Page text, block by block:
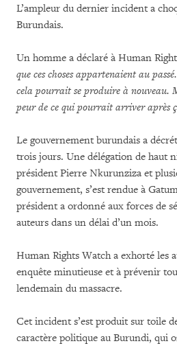
L’ampleur du dernier incident a
Burundais.
Un homme a déclaré à Human
que ces choses appartenaient au passé.
cela pourrait se produire à nouveau.
peur de ce qui pourrait arriver après
Le gouvernement burundais a
trois jours. Une délégation de haut
président Pierre Nkurunziza et
gouvernement, s’est rendue à
président a ordonné aux forces de
auteurs dans un délai d’un mois.
Human Rights Watch a exhorté les
enquête minutieuse et à prévenir
lendemain du massacre.
Cet incident s’est produit sur toile
caractère politique au Burundi, qui